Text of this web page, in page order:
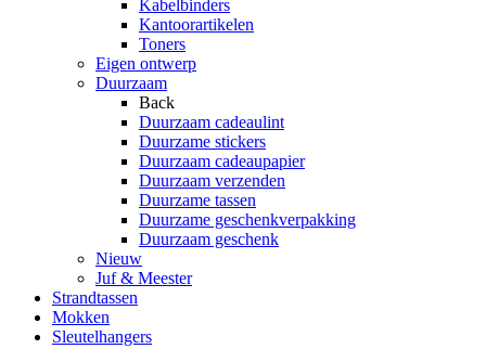
Kabelbinders
Kantoorartikelen
Toners
Eigen ontwerp
Duurzaam
Back
Duurzaam cadeaulint
Duurzame stickers
Duurzaam cadeaupapier
Duurzaam verzenden
Duurzame tassen
Duurzame geschenkverpakking
Duurzaam geschenk
Nieuw
Juf & Meester
Strandtassen
Mokken
Sleutelhangers